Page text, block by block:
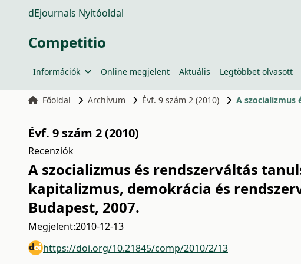
dEjournals Nyitóoldal
Competitio
Információk Online megjelent Aktuális Legtöbbet olvasott
Főoldal Archívum Évf. 9 szám 2 (2010) A szocializmus
Évf. 9 szám 2 (2010)
Recenziók
A szocializmus és rendszerváltás
kapitalizmus, demokrácia és
Budapest, 2007.
Megjelent:2010-12-13
https://doi.org/10.21845/comp/2010/2/13